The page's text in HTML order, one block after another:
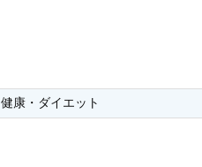
健康・ダイエット